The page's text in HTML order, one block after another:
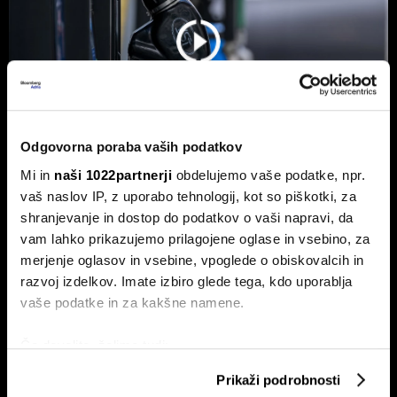
Odgovorna poraba vaših podatkov
Mi in naši 1022partnerji obdelujemo vaše podatke, npr.
vaš naslov IP, z uporabo tehnologij, kot so piškotki, za
shranjevanje in dostop do podatkov o vaši napravi, da
vam lahko prikazujemo prilagojene oglase in vsebino, za
merjenje oglasov in vsebine, vpoglede o obiskovalcih in
razvoj izdelkov. Imate izbiro glede tega, kdo uporablja
vaše podatke in za kakšne namene.
Če dovolite, želimo tudi:
Zbirati informacije o vaši geografski lokaciji, ki so
Prikaži podrobnosti
Od kod prihaja dizel v Slovenijo in ali
bo cena še naprej rasla
Od začetka leta se je sod surove nafte brent podražil za
več kot 30 odstotkov. A potrošniki na bencinskih črpalkah
ne kupujejo surove nafte, temveč njihove derivate.